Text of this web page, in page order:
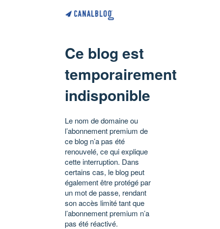
Ce blog est
temporairement
indisponible
Le nom de domaine ou
l’abonnement premium de
ce blog n’a pas été
renouvelé, ce qui explique
cette interruption. Dans
certains cas, le blog peut
également être protégé par
un mot de passe, rendant
son accès limité tant que
l’abonnement premium n’a
pas été réactivé.